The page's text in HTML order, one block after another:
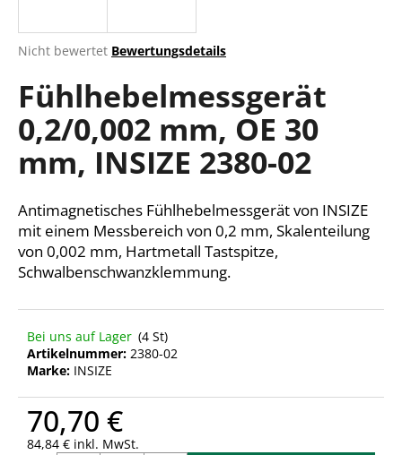
Die
Produktbewertung
ist
0,0
von
Sternen.
Nicht bewertet Bewertungsdetails
Fühlhebelmessgerät
0,2/0,002 mm, OE 30
mm, INSIZE 2380-02
Antimagnetisches Fühlhebelmessgerät von INSIZE
mit einem Messbereich von 0,2 mm, Skalenteilung
von 0,002 mm, Hartmetall Tastspitze,
Schwalbenschwanzklemmung.
Bei uns auf Lager (4 St)
Artikelnummer: 2380-02
Marke: INSIZE
70,70 €
84,84 € inkl. MwSt.
W
e
m
p
f
e
h
e
n